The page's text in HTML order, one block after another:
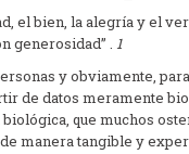
el bien, la alegría y el
generosidad” . 1
y obviamente,
de datos meramente
que muchos
manera tangible y